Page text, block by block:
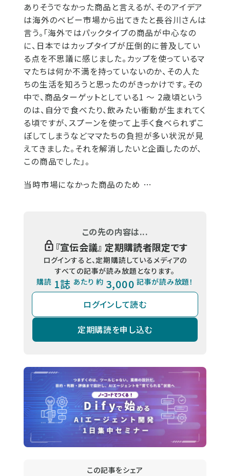
ありそうでなかった商品と言えるが、そのアイデア
は海外のベビー市場から出てきたと長谷川さんは
言う。「海外ではパックタイプの商品が中心なの
に、日本ではカップタイプが圧倒的に普及してい
る点を不思議に感じました。カップを使っているマ
マたちは何か不満を持っていないのか、その人た
ちの生活を知ろうと思ったのがきっかけです。その
中で、商品ターゲットとしている1 ～ 2歳頃という
のは、自分で食べたり、飲みたい衝動が生まれてく
る頃ですが、スプーンを使って上手く食べられずこ
ぼしてしまうなどママたちの負担が多い状況が見
えてきました。それを解消したいと企画したのが、
この商品でした」。
当時市場になかった商品のため …
この先の内容は...
『宣伝会議』 定期購読者限定です
ログインすると、定期購読しているメディアの
すべての記事が読み放題となります。
購読 1誌 あたり 約 3,000 記事が読み放題！
ログインして読む
定期購読を申し込む
この記事をシェア